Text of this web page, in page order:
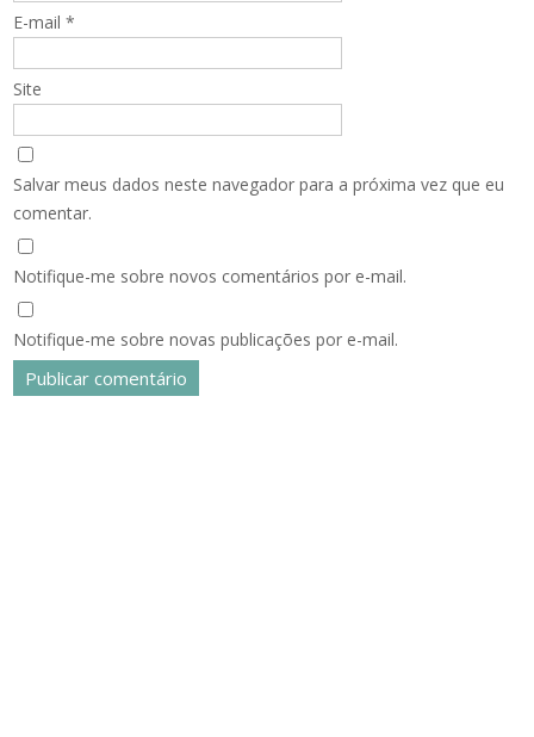
E-mail*
Site
Salvar meus dados neste navegador para a próxima vez que eu
comentar.
Notifique-me sobre novos comentários por e-mail.
Notifique-me sobre novas publicações por e-mail.